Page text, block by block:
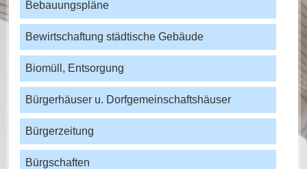
Bebauungspläne
Bewirtschaftung städtische Gebäude
Biomüll, Entsorgung
Bürgerhäuser u. Dorfgemeinschaftshäuser
Bürgerzeitung
Bürgschaften